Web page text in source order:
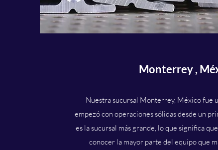
Monterrey ,
Nuestra sucursal Monterrey, México fue
empezó con operaciones sólidas desde un
es la sucursal más grande, lo que significa
conocer la mayor parte del equipo que